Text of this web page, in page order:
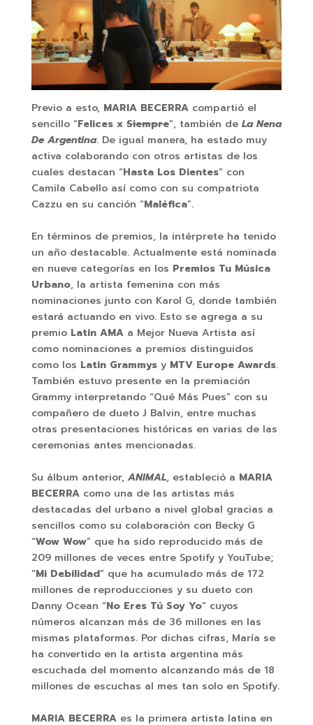
Previo a esto, MARIA BECERRAcompartió el
sencillo “Felices xSiempre”, también de La Nena
De Argentina. De igual manera, ha estado muy
activa colaborando con otros artistas de los
cuales destacan “Hasta Los Dientes” con
Camila Cabello así como con su compatriota
Cazzu en su canción “Maléfica”.
En términos de premios, la intérprete ha tenido
un año destacable. Actualmente está nominada
en nueve categorías en los Premios Tu Música
Urbano, la artista femenina con más
nominaciones junto con Karol G, donde también
estará actuando en vivo. Esto se agrega a su
premio Latin AMAa Mejor Nueva Artista así
como nominaciones a premios distinguidos
como los Latin Grammysy MTV Europe Awards.
También estuvo presente en la premiación
Grammy interpretando “Qué Más Pues” con su
compañero de dueto J Balvin, entre muchas
otras presentaciones históricas en varias de las
ceremonias antes mencionadas.
Su álbum anterior, ANIMAL, estableció a MARIA
BECERRAcomo una de las artistas más
destacadas del urbano a nivel global gracias a
sencillos como su colaboración con Becky G
“Wow Wow” que ha sido reproducido más de
209 millones de veces entre Spotify y YouTube;
“Mi Debilidad” que ha acumulado más de 172
millones de reproducciones y su dueto con
Danny Ocean “No Eres Tú Soy Yo” cuyos
números alcanzan más de 36 millones en las
mismas plataformas. Por dichas cifras, María se
ha convertido en la artista argentina más
escuchada del momento alcanzando más de 18
millones de escuchas al mes tan solo en Spotify.
MARIA BECERRAes la primera artista latina en